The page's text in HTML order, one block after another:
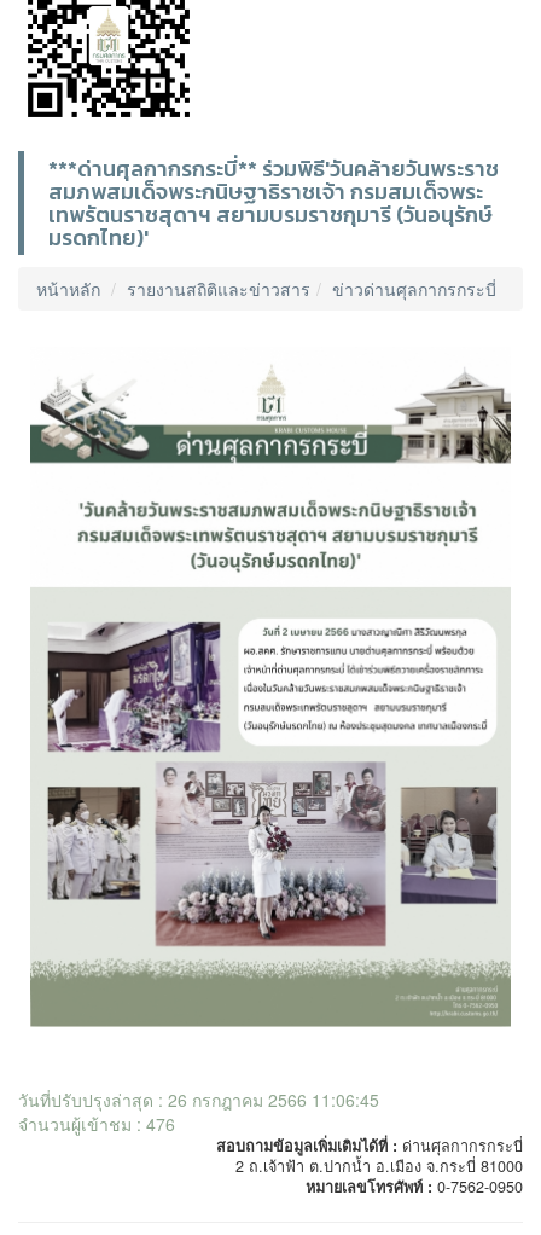
***ด่านศุลกากรกระบี่** ร่วมพิธี'วันคล้ายวันพระราช
สมภพสมเด็จพระกนิษฐาธิราชเจ้า กรมสมเด็จพระ
เทพรัตนราชสุดาฯ สยามบรมราชกุมารี (วันอนุรักษ์
มรดกไทย)'
หน้าหลัก รายงานสถิติและข่าวสาร ข่าวด่านศุลกากรกระบี่
วันที่ปรับปรุงล่าสุด : 26 กรกฎาคม 2566 11:06:45
จำนวนผู้เข้าชม : 476
สอบถามข้อมูลเพิ่มเติมได้ที่ : ด่านศุลกากรกระบี่
2 ถ.เจ้าฟ้า ต.ปากน้ำ อ.เมือง จ.กระบี่ 81000
หมายเลขโทรศัพท์ : 0-7562-0950